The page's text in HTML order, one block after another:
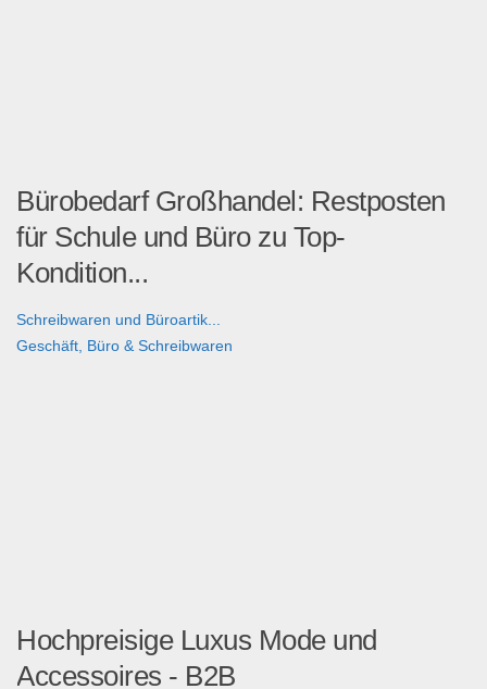
Bürobedarf Großhandel: Restposten
für Schule und Büro zu Top-
Kondition...
Schreibwaren und Büroartik...
Geschäft, Büro & Schreibwaren
Hochpreisige Luxus Mode und
Accessoires - B2B